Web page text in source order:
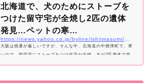
北海道で、犬のためにストーブを
つけた留守宅が全焼し2匹の遺体
発見…ペットの寒…
https://news.yahoo.co.jp/byline/ishiimasumi/20200904-00196449/
大阪は残暑が厳しいですが、そんな中、北海道の中標津町で、寒
いので、留守宅にストーブをつけ住宅が全焼、犬が2匹遺体で発